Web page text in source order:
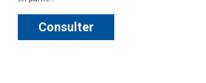
Consulter